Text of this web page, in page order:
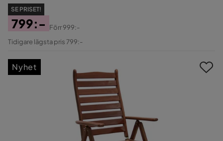
SE PRISET!
Pris
799:-
Original
Förr999:-
Tidigare lägsta pris 799:-
Nyhet